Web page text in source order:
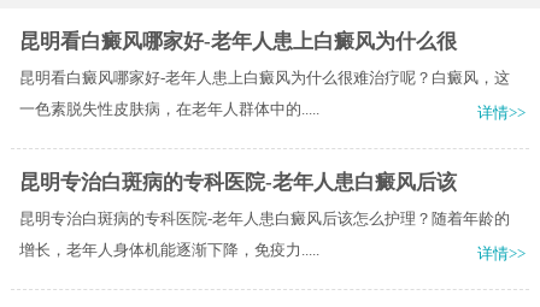
昆明看白癜风哪家好-老年人患上白癜风为什么很
昆明看白癜风哪家好-老年人患上白癜风为什么很难治疗呢？白癜风，这
一色素脱失性皮肤病，在老年人群体中的.....
详情>>
昆明专治白斑病的专科医院-老年人患白癜风后该
昆明专治白斑病的专科医院-老年人患白癜风后该怎么护理？随着年龄的
增长，老年人身体机能逐渐下降，免疫力.....
详情>>